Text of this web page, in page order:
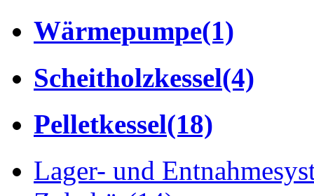
Wärmepumpe(1)
Scheitholzkessel(4)
Pelletkessel(18)
Lager- und